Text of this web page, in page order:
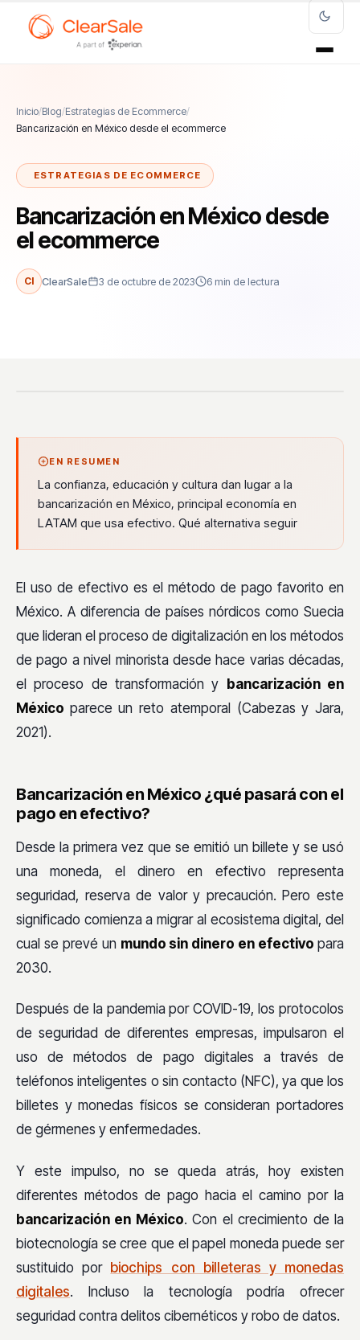
Inicio/Blog/Estrategias de Ecommerce/
Bancarización en México desde el ecommerce
ESTRATEGIAS DE ECOMMERCE
Bancarización en México desde
el ecommerce
Cl ClearSale 3 de octubre de 2023 6 min de lectura
EN RESUMEN
La confianza, educación y cultura dan lugar a la
bancarización en México, principal economía en
LATAM que usa efectivo. Qué alternativa seguir
El uso de efectivo es el método de pago favorito en
México. A diferencia de países nórdicos como Suecia
que lideran el proceso de digitalización en los métodos
de pago a nivel minorista desde hace varias décadas,
el proceso de transformación y
bancarización en
México parece un reto atemporal (Cabezas y Jara,
2021).
Bancarización en México ¿qué pasará con el
pago en efectivo?
Desde la primera vez que se emitió un billete y se usó
una moneda, el dinero en efectivo representa
seguridad, reserva de valor y precaución. Pero este
significado comienza a migrar al ecosistema digital, del
cual se prevé un mundo sin dinero en efectivopara
2030.
Después de la pandemia por COVID-19, los protocolos
de seguridad de diferentes empresas, impulsaron el
uso de métodos de pago digitales a través de
teléfonos inteligentes o sin contacto (NFC), ya que los
billetes y monedas físicos se consideran portadores
de gérmenes y enfermedades.
Y este impulso, no se queda atrás, hoy existen
diferentes métodos de pago hacia el camino por la
bancarización en México. Con el crecimiento de la
biotecnología se cree que el papel moneda puede ser
sustituido por biochips con billeteras y monedas
digitales. Incluso la tecnología podría ofrecer
seguridad contra delitos cibernéticos y robo de datos.